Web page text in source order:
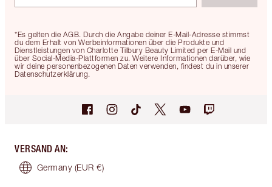
*Es gelten die AGB. Durch die Angabe deiner E-Mail-Adresse stimmst
du dem Erhalt von Werbeinformationen über die Produkte und
Dienstleistungen von Charlotte Tilbury Beauty Limited per E-Mail und
über Social-Media-Plattformen zu. Weitere Informationen darüber, wie
wir deine personenbezogenen Daten verwenden, findest du in unserer
Datenschutzerklärung.
VERSAND AN:
Germany (EUR €)